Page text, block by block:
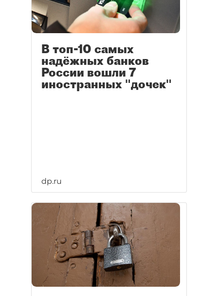
В топ-10 самых
надёжных банков
России вошли 7
иностранных "дочек"
dp.ru